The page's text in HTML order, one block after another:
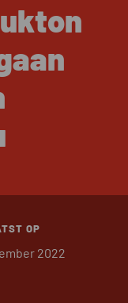
OP
2022